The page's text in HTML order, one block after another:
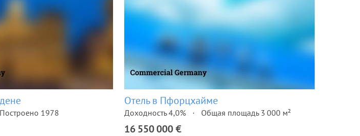
Построено 1978
Отель в Пфорцхайме
Доходность 4,0% Общая площадь 3 000 м²
16 550 000 €